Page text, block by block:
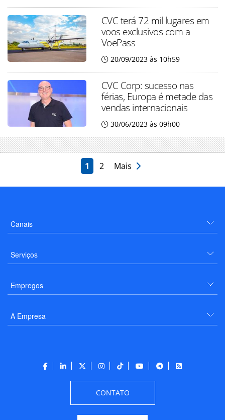
CVC terá 72 mil lugares em
voos exclusivos com a
VoePass
20/09/2023 às 10h59
CVC Corp: sucesso nas
férias, Europa é metade das
vendas internacionais
30/06/2023 às 09h00
1 2 Mais
Canais
Serviços
Empregos
A Empresa
CONTATO